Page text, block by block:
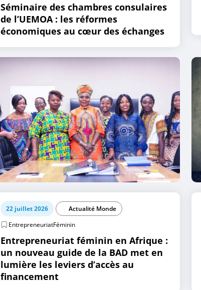
Séminaire des chambres consulaires
de l’UEMOA : les réformes
économiques au cœur des échanges
22 juillet 2026
Actualité Monde
EntrepreneuriatFéminin
Entrepreneuriat féminin en Afrique :
un nouveau guide de la BAD met en
lumière les leviers d’accès au
financement